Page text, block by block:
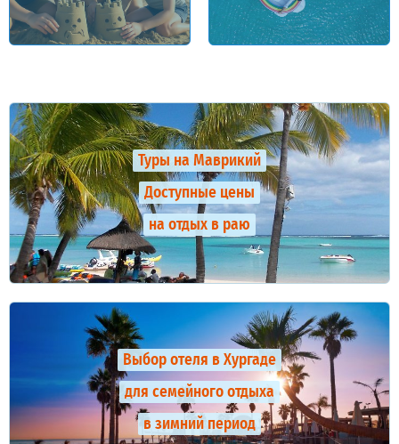
Туры на Маврикий
Доступные цены
на отдых в раю
Выбор отеля в Хургаде
для семейного отдыха
в зимний период